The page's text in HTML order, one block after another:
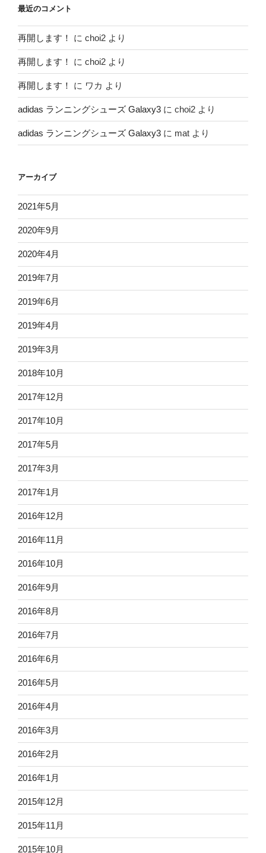
最近のコメント
再開します！ に choi2 より
再開します！ に choi2 より
再開します！ に ワカ より
adidas ランニングシューズ Galaxy3 に choi2 より
adidas ランニングシューズ Galaxy3 に mat より
アーカイブ
2021年5月
2020年9月
2020年4月
2019年7月
2019年6月
2019年4月
2019年3月
2018年10月
2017年12月
2017年10月
2017年5月
2017年3月
2017年1月
2016年12月
2016年11月
2016年10月
2016年9月
2016年8月
2016年7月
2016年6月
2016年5月
2016年4月
2016年3月
2016年2月
2016年1月
2015年12月
2015年11月
2015年10月